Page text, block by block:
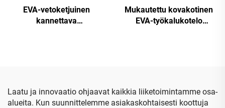
EVA-vetoketjuinen
kannettava
toimistotarvikelaatikko
Mukautettu kovakotinen
EVA-työkalukotelo
Laatu ja innovaatio ohjaavat kaikkia liiketoimintamme osa-
alueita. Kun suunnittelemme asiakaskohtaisesti koottuja